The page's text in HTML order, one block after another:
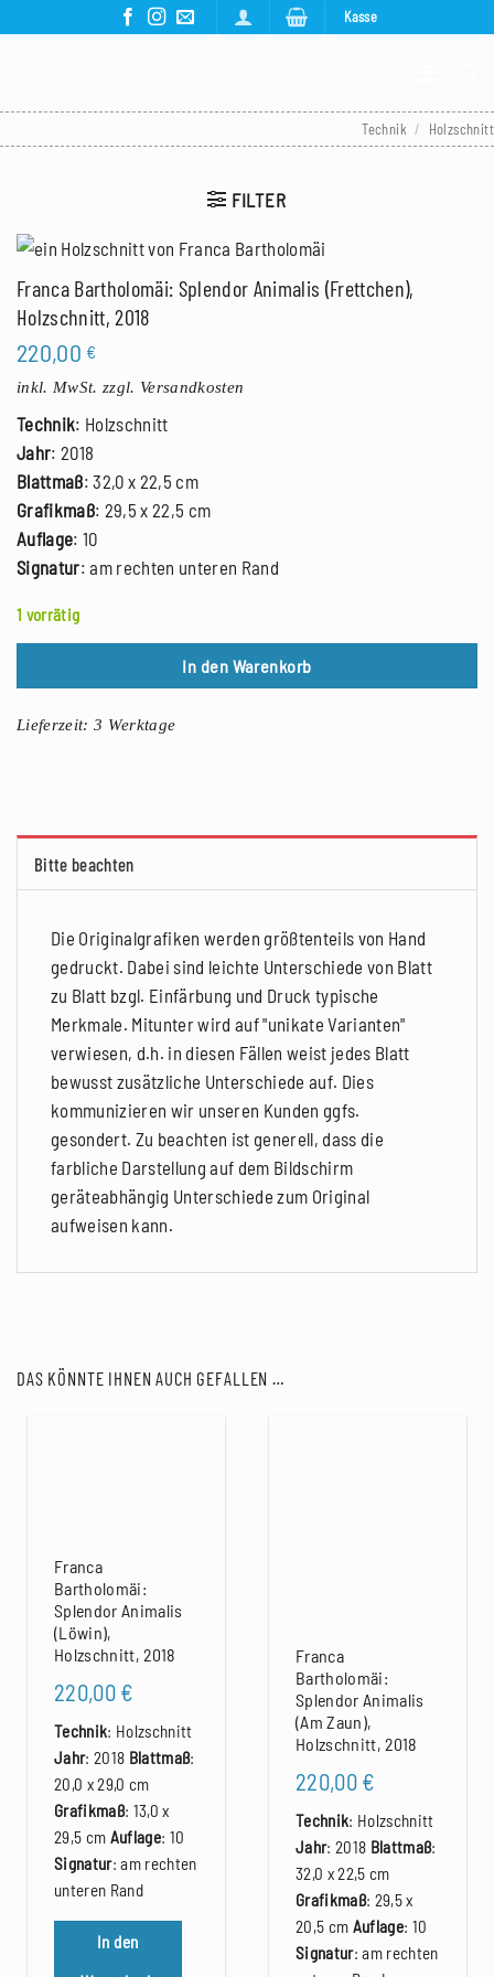
Kasse
Technik / Holzschnitt
FILTER
Franca Bartholomäi: Splendor Animalis (Frettchen),
Holzschnitt, 2018
220,00 €
inkl. MwSt. zzgl. Versandkosten
Technik: Holzschnitt
Jahr: 2018
Blattmaß: 32,0 x 22,5 cm
Grafikmaß: 29,5 x 22,5 cm
Auflage: 10
Signatur: am rechten unteren Rand
1 vorrätig
In den Warenkorb
Lieferzeit:3 Werktage
Bitte beachten
Die Originalgrafiken werden größtenteils von Hand
gedruckt. Dabei sind leichte Unterschiede von Blatt
zu Blatt bzgl. Einfärbung und Druck typische
Merkmale. Mitunter wird auf "unikate Varianten"
verwiesen, d.h. in diesen Fällen weist jedes Blatt
bewusst zusätzliche Unterschiede auf. Dies
kommunizieren wir unseren Kunden ggfs.
gesondert. Zu beachten ist generell, dass die
farbliche Darstellung auf dem Bildschirm
geräteabhängig Unterschiede zum Original
aufweisen kann.
DAS KÖNNTE IHNEN AUCH GEFALLEN …
Franca
Bartholomäi:
Splendor Animalis
(Löwin),
Holzschnitt, 2018
220,00 €
Technik: Holzschnitt
Jahr: 2018 Blattmaß:
20,0 x 29,0 cm
Grafikmaß: 13,0 x
29,5 cm Auflage: 10
Signatur: am rechten
unteren Rand
In den
Franca
Bartholomäi:
Splendor Animalis
(Am Zaun),
Holzschnitt, 2018
220,00 €
Technik: Holzschnitt
Jahr: 2018 Blattmaß:
32,0 x 22,5 cm
Grafikmaß: 29,5 x
20,5 cm Auflage: 10
Signatur: am rechten